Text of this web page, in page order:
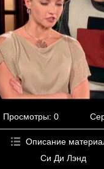
Просмотры: 0
Описание
Си Ди Лэнд